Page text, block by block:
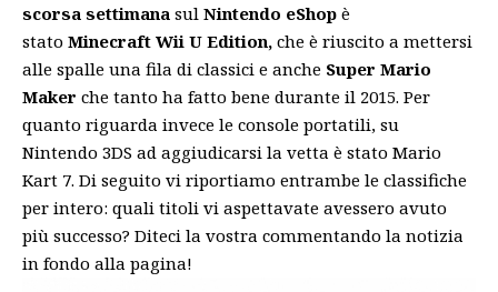
scorsa settimana sul Nintendo eShop è
stato Minecraft Wii U Edition, che è riuscito a mettersi
alle spalle una fila di classici e anche Super Mario
Maker che tanto ha fatto bene durante il 2015. Per
quanto riguarda invece le console portatili, su
Nintendo 3DS ad aggiudicarsi la vetta è stato Mario
Kart 7. Di seguito vi riportiamo entrambe le classifiche
per intero: quali titoli vi aspettavate avessero avuto
più successo? Diteci la vostra commentando la notizia
in fondo alla pagina!